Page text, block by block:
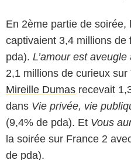
En 2ème partie de soirée,
captivaient 3,4 millions de
pda). L’amour est aveugle
2,1 millions de curieux
Mireille Dumas recevait
dans Vie privée, vie
(9,4% de pda). Et Vous
la soirée sur France 2
de pda).